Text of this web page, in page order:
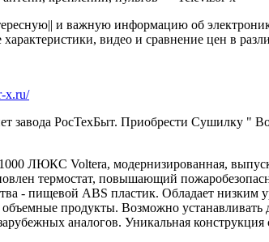
и важную информацию об
видео и сравнение цен в
РосТехБыт. Приобрести Сушилку "
ЛЮКС Voltera, модернизированная,
термостат, повышающий
- пищевой ABS пластик. Обладает
продукты. Возможно
аналогов. Уникальная